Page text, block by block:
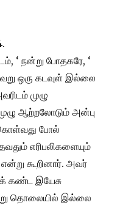
‘ நன்று போதகரே, ‘
ஒரு கடவுள் இல்லை
முழு
ஆற்றலோடும் அன்பு
போல்
எரிபலிகளையும்
என்று கூறினார். அவர்
கண்ட இயேசு
தொலையில் இல்லை